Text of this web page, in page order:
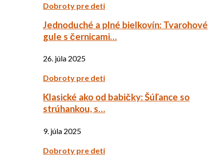
Dobroty pre deti
Jednoduché a plné bielkovín: Tvarohové
gule s černicami…
26. júla 2025
Dobroty pre deti
Klasické ako od babičky: Šúľance so
strúhankou, s…
9. júla 2025
Dobroty pre deti